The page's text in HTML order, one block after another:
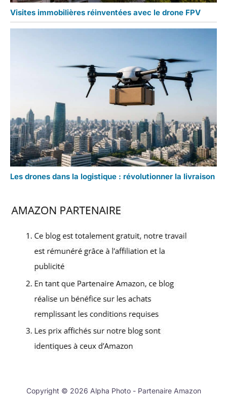
Visites immobilières réinventées avec le drone FPV
Les drones dans la logistique : révolutionner la livraison
Copyright © 2026 Alpha Photo - Partenaire Amazon